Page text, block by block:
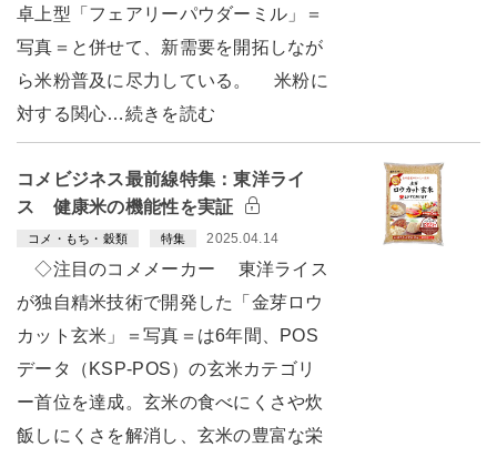
卓上型「フェアリーパウダーミル」＝
写真＝と併せて、新需要を開拓しなが
ら米粉普及に尽力している。 米粉に
対する関心…続きを読む
コメビジネス最前線特集：東洋ライ
ス 健康米の機能性を実証
コメ・もち・穀類 特集 2025.04.14
◇注目のコメメーカー 東洋ライス
が独自精米技術で開発した「金芽ロウ
カット玄米」＝写真＝は6年間、POS
データ（KSP-POS）の玄米カテゴリ
ー首位を達成。玄米の食べにくさや炊
飯しにくさを解消し、玄米の豊富な栄